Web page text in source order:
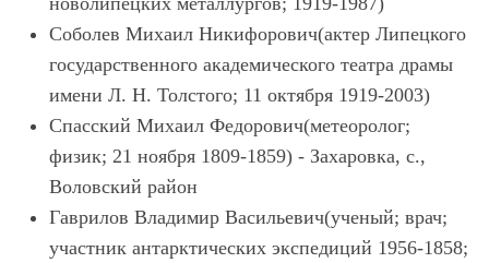
Соболев Михаил Никифорович(актер Липецкого
государственного академического театра драмы
имени Л. Н. Толстого; 11 октября 1919-2003)
Спасский Михаил Федорович(метеоролог;
физик; 21 ноября 1809-1859) - Захаровка, с.,
Воловский район
Гаврилов Владимир Васильевич(ученый; врач;
участник антарктических экспедиций 1956-1858;